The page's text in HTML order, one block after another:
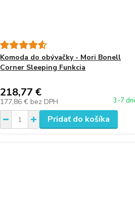
Komoda do obývačky - Mori Bonell
Corner Sleeping Funkcia
218,77 €
177,86 € bez DPH 3-7 dni
Pridať do košíka